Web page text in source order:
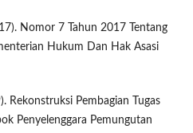
Nomor 7 Tahun 2017 Tentang
Hukum Dan Hak Asasi
Rekonstruksi Pembagian Tugas
Penyelenggara Pemungutan